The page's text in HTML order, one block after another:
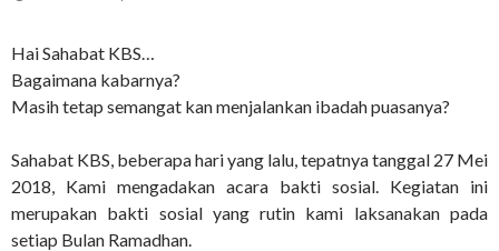
Hai Sahabat KBS…
Bagaimana kabarnya?
Masih tetap semangat kan menjalankan ibadah puasanya?
Sahabat KBS, beberapa hari yang lalu, tepatnya tanggal 27 Mei
2018, Kami mengadakan acara bakti sosial. Kegiatan ini
merupakan bakti sosial yang rutin kami laksanakan pada
setiap Bulan Ramadhan.